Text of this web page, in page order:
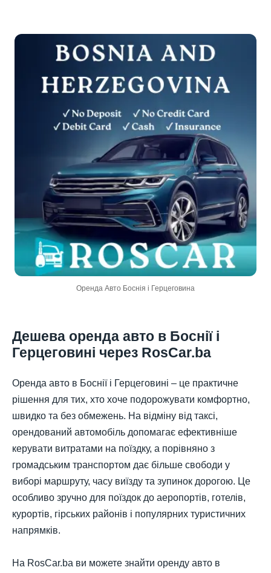
Оренда Авто Боснія і Герцеговина
Дешева оренда авто в Боснії і
Герцеговині через RosCar.ba
Оренда авто в Боснії і Герцеговині – це практичне
рішення для тих, хто хоче подорожувати комфортно,
швидко та без обмежень. На відміну від таксі,
орендований автомобіль допомагає ефективніше
керувати витратами на поїздку, а порівняно з
громадським транспортом дає більше свободи у
виборі маршруту, часу виїзду та зупинок дорогою. Це
особливо зручно для поїздок до аеропортів, готелів,
курортів, гірських районів і популярних туристичних
напрямків.
На RosCar.ba ви можете знайти оренду авто в